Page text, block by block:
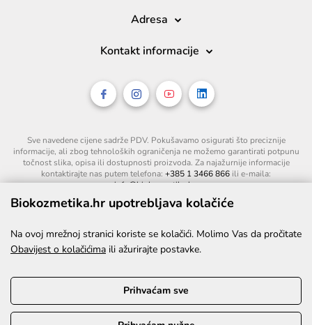
Adresa
Kontakt informacije
Sve navedene cijene sadrže PDV. Pokušavamo osigurati što preciznije
informacije, ali zbog tehnoloških ograničenja ne možemo garantirati potpunu
točnost slika, opisa ili dostupnosti proizvoda. Za najažurnije informacije
kontaktirajte nas putem telefona: +385 1 3466 866 ili e-maila:
info@biokozmetika.hr.
Biokozmetika.hr upotrebljava kolačiće
Na ovoj mrežnoj stranici koriste se kolačići. Molimo Vas da pročitate
Obavijest o kolačićima ili ažurirajte postavke.
Prihvaćam sve